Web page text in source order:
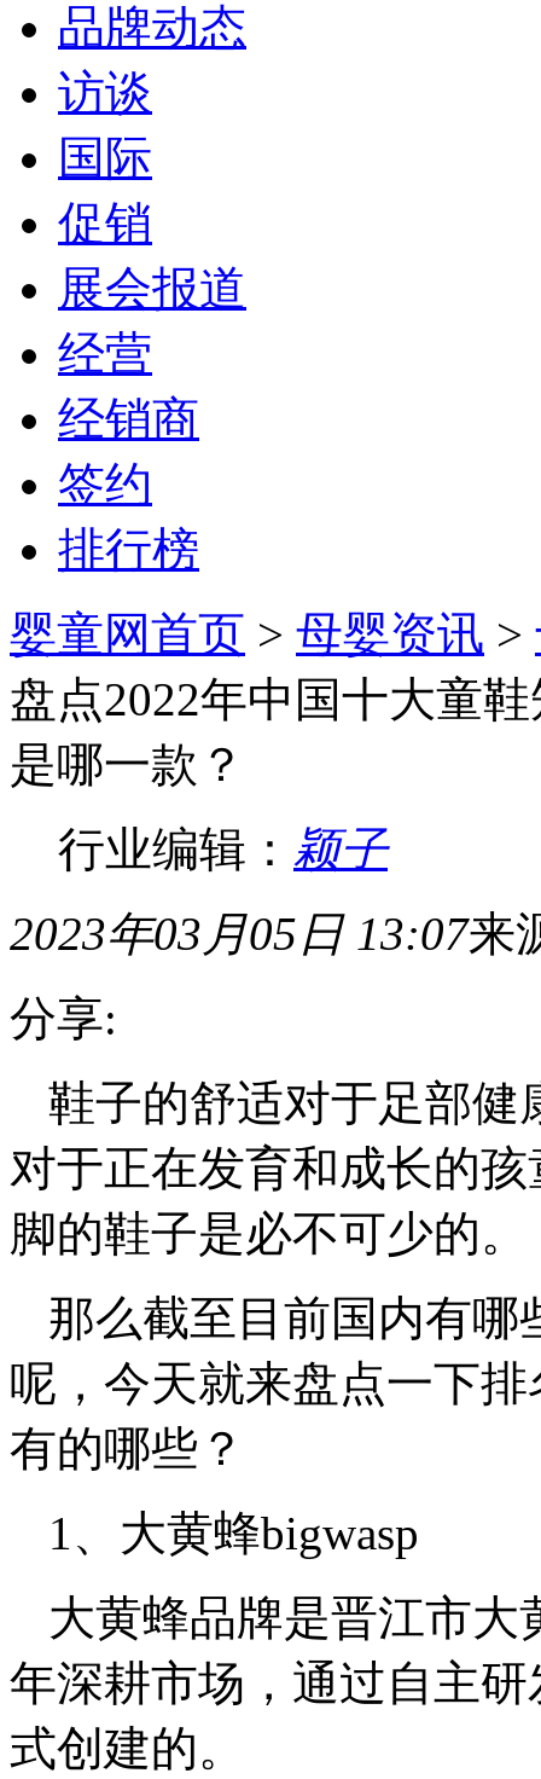
品牌动态
访谈
国际
促销
展会报道
经营
经销商
签约
排行榜
婴童网首页 > 母婴资讯 >
盘点2022年中国十大童
是哪一款？
行业编辑： 颖子
2023年03月05日 13:07来
分享:
鞋子的舒适对于足部健
对于正在发育和成长的
脚的鞋子是必不可少的。
那么截至目前国内有哪
呢，今天就来盘点一下
有的哪些？
1、大黄蜂bigwasp
大黄蜂品牌是晋江市
年深耕市场，通过自主
式创建的。